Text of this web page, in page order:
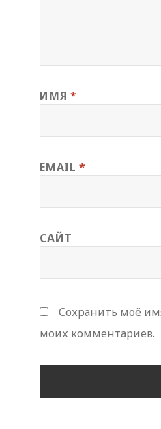
ИМЯ *
EMAIL*
САЙТ
Сохранить моё
моих комментариев.